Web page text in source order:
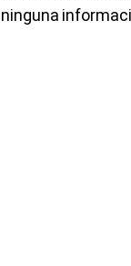
ninguna